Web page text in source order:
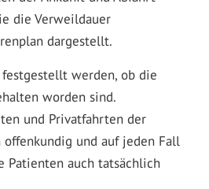
die Verweildauer
dargestellt.
werden, ob die
worden sind.
und Privatfahrten der
und auf jeden Fall
Patienten auch tatsächlich